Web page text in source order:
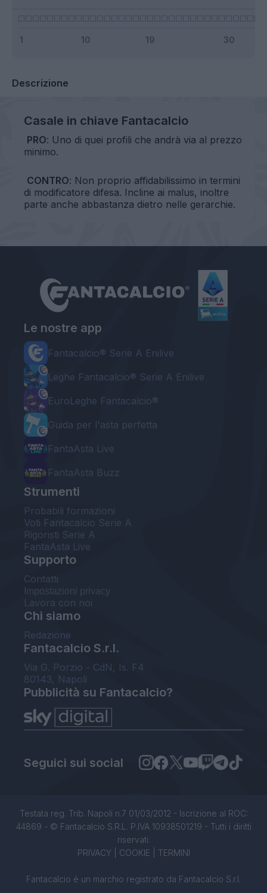
Descrizione
Casale in chiave Fantacalcio
PRO: Uno di quei profili che andrà via al prezzo
minimo.
CONTRO: Non proprio affidabilissimo in termini
di modificatore difesa. Incline ai malus, inoltre
parte anche abbastanza dietro nelle gerarchie.
Le nostre app
Fantacalcio® Serie A Enilive
Leghe Fantacalcio® Serie A Enilive
EuroLeghe Fantacalcio®
Guida per l'asta perfetta
FantaAsta Live
FantaAsta Buzz
Strumenti
Probabili formazioni
Voti Fantacalcio Serie A
Rigoristi Serie A
FantaAsta Live
Supporto
Contatti
Impostazioni privacy
Lavora con noi
Chi siamo
Redazione
Fantacalcio S.r.l.
Via G. Porzio - CdN, Is. F4
80143, Napoli
Pubblicità su Fantacalcio?
Seguici sui social
Testata reg. Trib. Napoli n.7 01/03/2012 - Iscrizione al ROC:
44869 - © Fantacalcio S.R.L. P.IVA 10938501219 - Tutti i diritti
riservati.
PRIVACY| COOKIE TERMINI
Fantacalcio è un marchio registrato da Fantacalcio S.r.l.